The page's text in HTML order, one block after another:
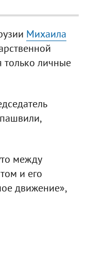
Михаила
только личные
между
и его
движение»,